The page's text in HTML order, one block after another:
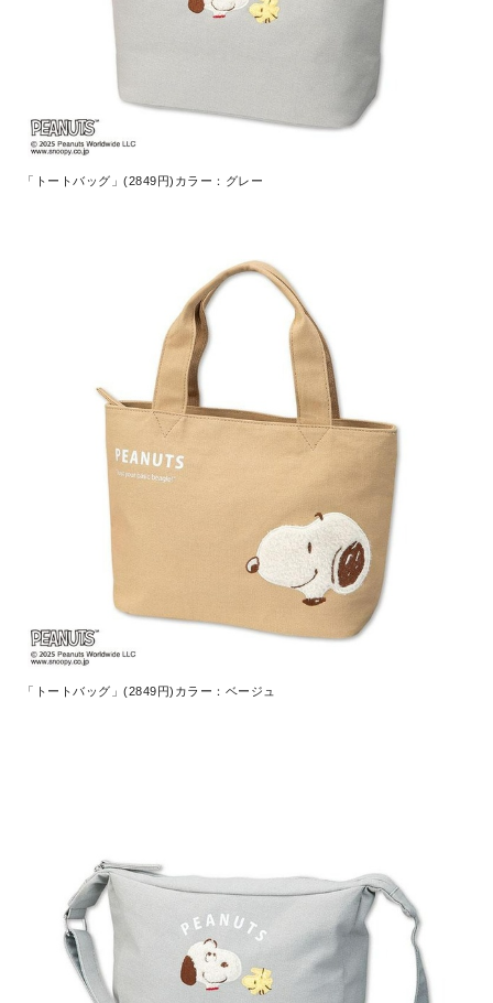
「トートバッグ」(2849円)カラー：グレー
「トートバッグ」(2849円)カラー：ベージュ